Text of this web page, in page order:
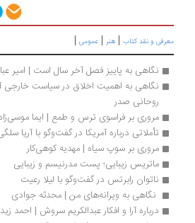
و نقد کتاب|هنر|عمومی|
نگاهی به پاییز فصل آخر سال است | امیر عباس کلهر
روحانی صدر
مروری بر فراسوی ترس و طمع | ایما موسی‌زاده
تأملاتی درباره آمریکا در گفت‌وگو با آریا سلگی
مروری بر سوپ سیاه | مهدیه کوهی‌کار
ماتریس زیبایی؛ پست مدرنیسم و زیبایی
ناتوان رابرتس در گفت‌وگو با لیلا رعیت
نگاهی به ویرانه‌های من | محدثه جوادی
درباره آرا و افکار عبدالکریم سروش | احمد زیدآبادی